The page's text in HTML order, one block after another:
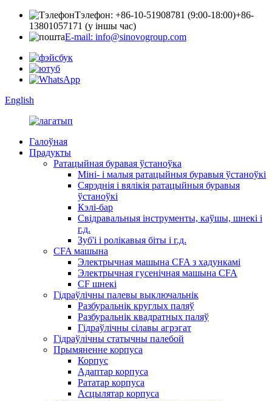
Тэлефон: +86-10-51908781 (9:00-18:00)+86-
13801057171 (у іншы час)
E-mail: info@sinovogroup.com
English
Галоўная
Прадукты
Ратацыйная буравая ўстаноўка
Міні- і малыя ратацыйныя буравыя ўстаноўкі
Сярэднія і вялікія ратацыйныя буравыя
ўстаноўкі
Кэлі-бар
Свідравальныя інструменты, каўшы, шнекі і
г.д.
Зуб'і і ролікавыя біты і г.д.
CFA машына
Электрычная машына CFA з хадункамі
Электрычная гусенічная машына CFA
CF шнекі
Гідраўлічны палевы выключальнік
Разбуральнік круглых паляў
Разбуральнік квадратных паляў
Гідраўлічны сілавы агрэгат
Гідраўлічны статычны палебой
Прымяненне корпуса
Корпус
Адаптар корпуса
Рататар корпуса
Асцылятар корпуса